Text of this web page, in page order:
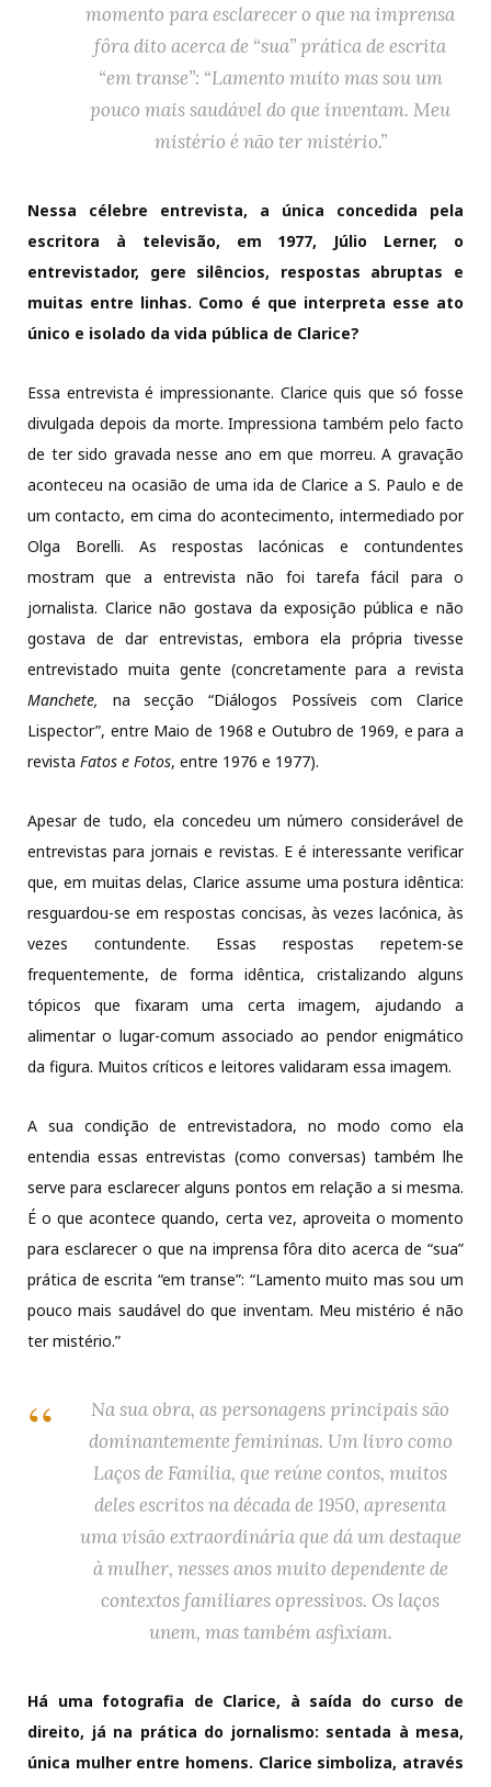
momento para esclarecer o que na imprensa
fôra dito acerca de “sua” prática de escrita
“em transe”: “Lamento muito mas sou um
pouco mais saudável do que inventam. Meu
mistério é não ter mistério.”
Nessa célebre entrevista, a única concedida pela
escritora à televisão, em 1977, Júlio Lerner, o
entrevistador, gere silêncios, respostas abruptas e
muitas entre linhas. Como é que interpreta esse ato
único e isolado da vida pública de Clarice?
Essa entrevista é impressionante. Clarice quis que só fosse
divulgada depois da morte. Impressiona também pelo facto
de ter sido gravada nesse ano em que morreu. A gravação
aconteceu na ocasião de uma ida de Clarice a S. Paulo e de
um contacto, em cima do acontecimento, intermediado por
Olga Borelli. As respostas lacónicas e contundentes
mostram que a entrevista não foi tarefa fácil para o
jornalista. Clarice não gostava da exposição pública e não
gostava de dar entrevistas, embora ela própria tivesse
entrevistado muita gente (concretamente para a revista
Manchete,
na secção “Diálogos Possíveis com Clarice
Lispector”, entre Maio de 1968 e Outubro de 1969, e para a
revista Fatos e Fotos, entre 1976 e 1977).
Apesar de tudo, ela concedeu um número considerável de
entrevistas para jornais e revistas. E é interessante verificar
que, em muitas delas, Clarice assume uma postura idêntica:
resguardou-se em respostas concisas, às vezes lacónica, às
vezes contundente. Essas respostas repetem-se
frequentemente, de forma idêntica, cristalizando alguns
tópicos que fixaram uma certa imagem, ajudando a
alimentar o lugar-comum associado ao pendor enigmático
da figura. Muitos críticos e leitores validaram essa imagem.
A sua condição de entrevistadora, no modo como ela
entendia essas entrevistas (como conversas) também lhe
serve para esclarecer alguns pontos em relação a si mesma.
É o que acontece quando, certa vez, aproveita o momento
para esclarecer o que na imprensa fôra dito acerca de “sua”
prática de escrita “em transe”: “Lamento muito mas sou um
pouco mais saudável do que inventam. Meu mistério é não
ter mistério.”
Na sua obra, as personagens principais são
dominantemente femininas. Um livro como
Laços de Família, que reúne contos, muitos
deles escritos na década de 1950, apresenta
uma visão extraordinária que dá um destaque
à mulher, nesses anos muito dependente de
contextos familiares opressivos. Os laços
unem, mas também asfixiam.
Há uma fotografia de Clarice, à saída do curso de
direito, já na prática do jornalismo: sentada à mesa,
única mulher entre homens. Clarice simboliza, através